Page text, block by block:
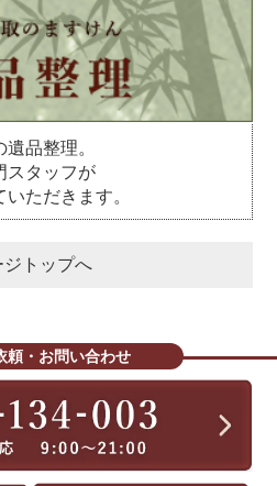
品整理。
スタッフが
ただきます。
ジトップへ
頼・お問い合わせ